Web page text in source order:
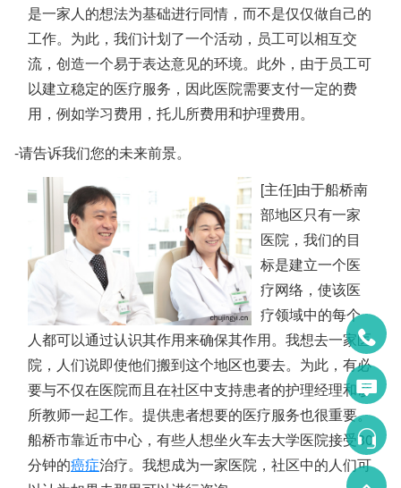
是一家人的想法为基础进行同情，而不是仅仅做自己的
工作。为此，我们计划了一个活动，员工可以相互交
流，创造一个易于表达意见的环境。此外，由于员工可
以建立稳定的医疗服务，因此医院需要支付一定的费
用，例如学习费用，托儿所费用和护理费用。
-请告诉我们您的未来前景。
[主任]由于船桥南
部地区只有一家
医院，我们的目
标是建立一个医
疗网络，使该医
疗领域中的每个
人都可以通过认识其作用来确保其作用。我想去一家医
院，人们说即使他们搬到这个地区也要去。为此，有必
要与不仅在医院而且在社区中支持患者的护理经理和诊
所教师一起工作。提供患者想要的医疗服务也很重要。
船桥市靠近市中心，有些人想坐火车去大学医院接受30
分钟的癌症治疗。我想成为一家医院，社区中的人们可